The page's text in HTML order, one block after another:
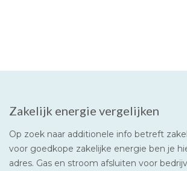
Zakelijk energie vergelijken
Op zoek naar additionele info betreft
voor goedkope zakelijke energie ben je
adres. Gas en stroom afsluiten voor